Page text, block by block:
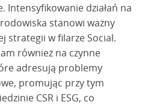
Intensyfikowanie działań na
stanowi ważny
strategii w filarze Social.
również na czynne
adresują problemy
promując przy tym
CSR i ESG, co